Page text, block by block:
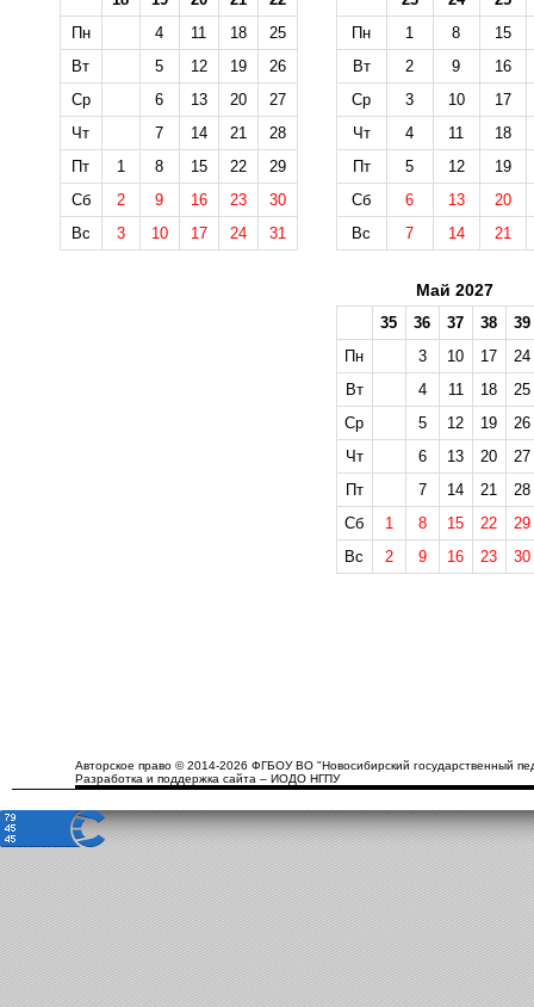
Пн
4 11 18
25
Вт
5 12 19
26
Ср
6 13 20
27
Чт
7 14 21
28
Пт
1 8 15 22
29
Сб
2 9 16 23
30
Вс
3 10 17 24 31
Пн
1 8
15
Вт
2 9
16
Ср
3 10
17
Чт
4 11
18
Пт
5 12
19
Сб
6 13
20
Вс
7 14 21
Май 2027
35 36 37 38
39
Пн
3 10 17
24
Вт
4 11 18
25
Ср
5 12 19
26
Чт
6 13 20
27
Пт
7 14 21
28
Сб
1 8 15 22
29
Вс
2 9 16 23 30
Авторское право © 2014-2026 ФГБОУ ВО "Новосибирский государственный
Разработка и поддержка сайта – ИОДО НГПУ